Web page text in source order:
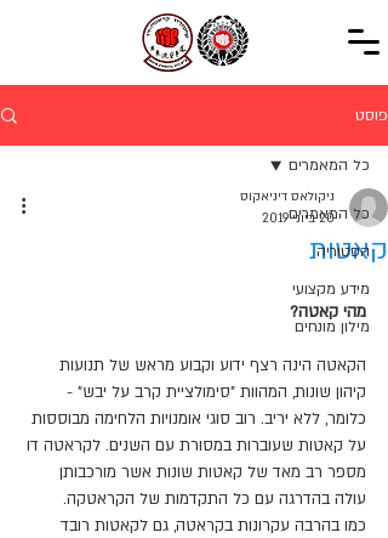
פוסט
כל המאמרים
הסטוריה
מידע מקצועי
מילון מונחים
כל המאמרים
קאטות
ניקולאס דיניאקוס
20 ביוני 2019
מהי קאטה?
הקאטה הינה רצף ידוע וקבוע מראש של תנועות
קיהון שונות, המהוות "סימולציית קרב על יבש" -
כלומר, ללא יריב. רוב סוגי אומנויות הלחימה מבוססות
על קאטות שעוברות במסורת עם השנים. לקראטה דו
מספר רב מאד של קאטות שונות אשר מורכבותן
עולה בהדרגה עם כל התקדמות של הקראטקה.
כמו בהרבה עקרונות בקראטה, גם לקאטות רובד